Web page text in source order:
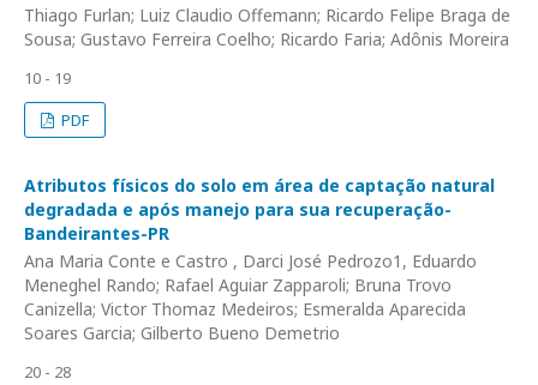
Thiago Furlan; Luiz Claudio Offemann; Ricardo Felipe Braga de
Sousa; Gustavo Ferreira Coelho; Ricardo Faria; Adônis Moreira
10 - 19
PDF
Atributos físicos do solo em área de captação natural
degradada e após manejo para sua recuperação-
Bandeirantes-PR
Ana Maria Conte e Castro , Darci José Pedrozo1, Eduardo
Meneghel Rando; Rafael Aguiar Zapparoli; Bruna Trovo
Canizella; Victor Thomaz Medeiros; Esmeralda Aparecida
Soares Garcia; Gilberto Bueno Demetrio
20 - 28